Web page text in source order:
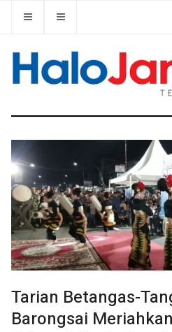
Tarian Betangas-
Barongsai